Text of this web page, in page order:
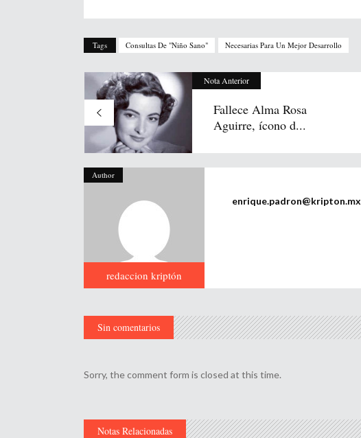
Tags Consultas De "niño Sano" Necesarias Para Un Mejor Desarrollo
Nota Anterior
Fallece Alma Rosa
Aguirre, ícono d...
Author
redaccion kriptón
enrique.padron@kripton.mx
Sin comentarios
Sorry, the comment form is closed at this time.
Notas Relacionadas